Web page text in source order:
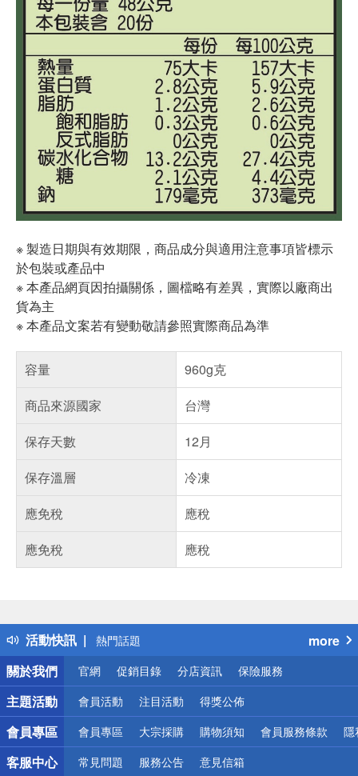
※ 製造日期與有效期限，商品成分與適用注意事項皆標示
於包裝或產品中
※ 本產品網頁因拍攝關係，圖檔略有差異，實際以廠商出
貨為主
※ 本產品文案若有變動敬請參照實際商品為準
容量
960g克
商品來源國家
台灣
保存天數
12月
保存溫層
冷凍
應免稅
應稅
應免稅
應稅
活動快訊
得獎公告
熱門話題
銀行優惠
偏遠地區配送
詐騙網頁！請小心！
more
關於我們
官網 促銷目錄 分店資訊 保險服務
主題活動 會員活動 注目活動 得獎公佈
會員專區 會員專區 大宗採購 購物須知 會員服務條款 隱
客服中心 常見問題 服務公告 意見信箱